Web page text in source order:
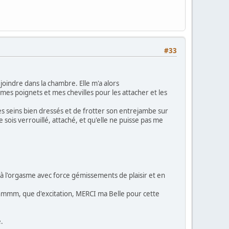
#33
dans la chambre. Elle m'a alors
poignets et mes chevilles pour les attacher et les
seins bien dressés et de frotter son entrejambe sur
verrouillé, attaché, et qu'elle ne puisse pas me
l'orgasme avec force gémissements de plaisir et en
que d'excitation, MERCI ma Belle pour cette